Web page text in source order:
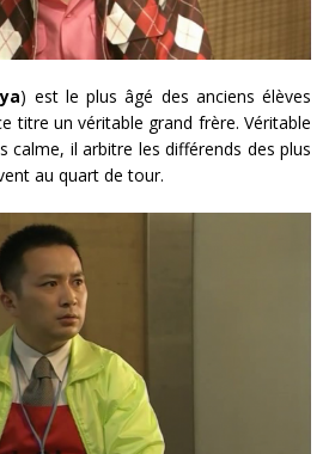
) est le plus âgé des anciens élèves
titre un véritable grand frère. Véritable
calme, il arbitre les différends des plus
au quart de tour.